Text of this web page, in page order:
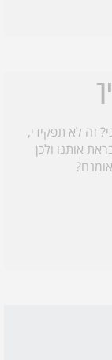
זה לא תפקידי,
אותנו ולכן